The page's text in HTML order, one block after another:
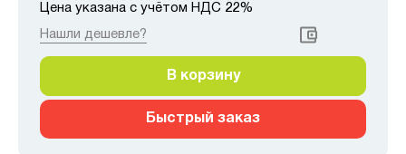
Цена указана с учётом НДС 22%
Нашли дешевле?
В корзину
Быстрый заказ